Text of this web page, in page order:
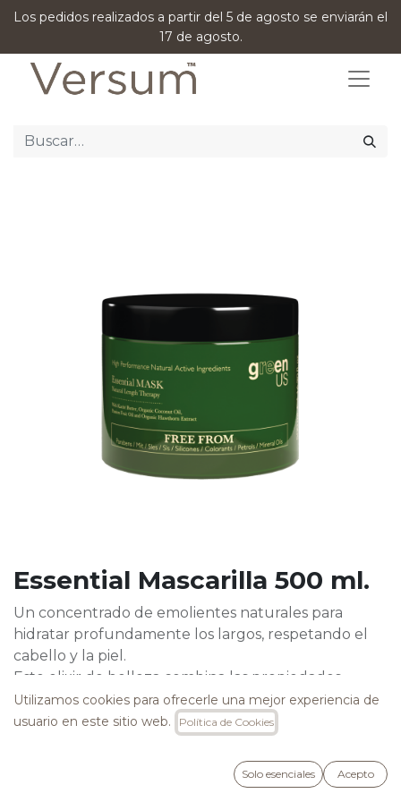
Los pedidos realizados a partir del 5 de agosto se enviarán el
17 de agosto.
Essential Mascarilla 500 ml.
Un concentrado de emolientes naturales para
hidratar profundamente los largos, respetando el
cabello y la piel.
Este elixir de belleza combina las propiedades
naturales de la Manteca de Karité, fuente de
hidratación de la mujer africana, y el Aceite de Coco,
protagonista del cuidado del cabello de la mujer
Perfecto para dar suavidad inmediata incluso en
Utilizamos cookies para ofrecerle una mejor experiencia de
usuario en este sitio web.
Política de Cookies
Solo esenciales Acepto